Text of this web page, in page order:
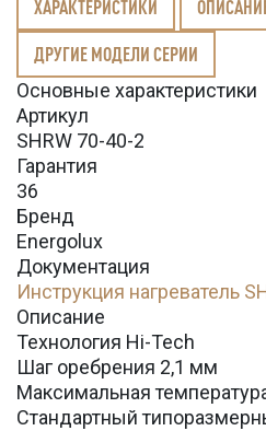
ХАРАКТЕРИСТИКИ
ДРУГИЕ МОДЕЛИ СЕРИИ
Основные характеристики
Артикул
SHRW 70-40-2
Гарантия
36
Бренд
Energolux
Документация
Инструкция нагреватель
Описание
Технология Hi-Tech
Шаг оребрения 2,1 мм
Максимальная
Стандартный